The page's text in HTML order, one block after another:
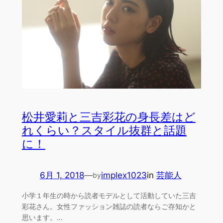
松井愛莉と三吉彩花の身長差はど
れくらい？スタイル抜群と話題
に！
6月 1, 2018—byimplex1023in 芸能人
小学１年生の時から読者モデルとして活動していた三吉
彩花さん。女性ファッション雑誌の読者ならご存知かと
思います。…